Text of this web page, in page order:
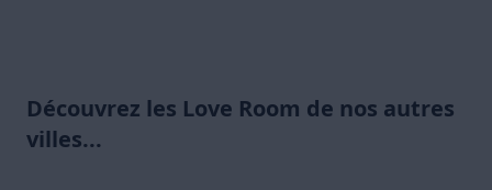
Découvrez les Love Room de nos autres
villes...